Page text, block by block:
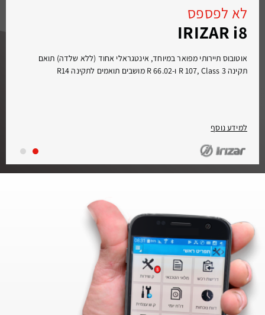
לא לפספס
IRIZAR i8
אוטובוס תיירותי מפואר במיוחד, אינטגראלי אחוד (ללא שלדה) תואם
תקינה R 107, Class 3 ו-R 66.02 מושבים תואמים לתקינה R14
למידע נוסף